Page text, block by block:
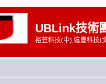
UBLink技術
裕笠科技(中),遠豐科技(